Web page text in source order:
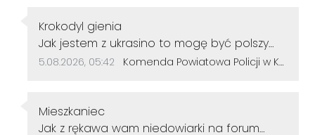
Autor komentarza:
Krokodyl gienia
Treść komentarza:
Jak jestem z ukrasino to mogę być polszy
bolszy policyst? biorą każdego jak idzie z
Data dodania komentarza:
5.08.2026, 05:42 Źródło komentarza:
Komenda Powiatowa Policji w Kędzierzynie-Koźlu zachęca do wstąpienia w swoje szeregi. Tak zarabia początkujący
Autor komentarza:
Mieszkaniec
Treść komentarza:
Jak z rękawa wam niedowiarki na forum